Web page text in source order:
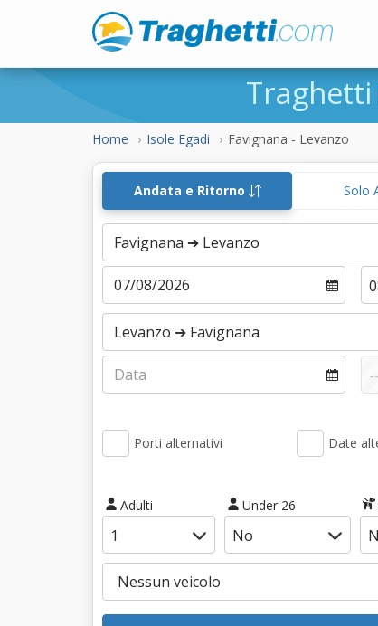
Traghetti
Home Isole Egadi Favignana - Levanzo
Andata e Ritorno Solo
Porti alternativi Date
Adulti Under 26